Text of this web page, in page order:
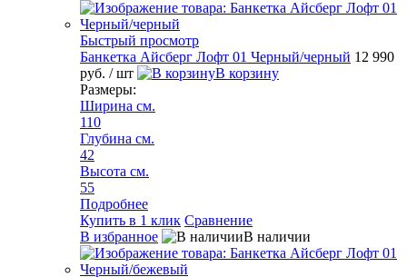
Быстрый просмотр
Банкетка Айсберг Лофт 01 Черный/черный 12 990
руб. / шт
В корзину
Размеры:
Ширина см.
110
Глубина см.
42
Высота см.
55
Подробнее
Купить в 1 клик Сравнение
В избранное
В наличии